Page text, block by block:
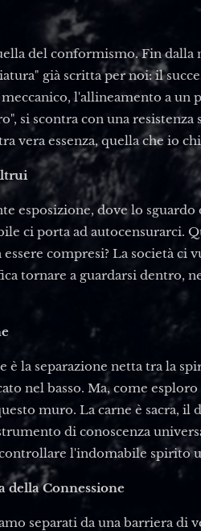
del conformismo. Fin
già scritta per noi: il
l'allineamento a un
si scontra con una
vera essenza, quella che io
esposizione, dove lo
ci porta ad autocensurarci.
compresi? La società
tornare a guardarsi dentro,
è la separazione netta tra la
nel basso. Ma, come
muro. La carne è sacra, il
di conoscenza
l'indomabile spirito
della Connessione
separati da una barriera di